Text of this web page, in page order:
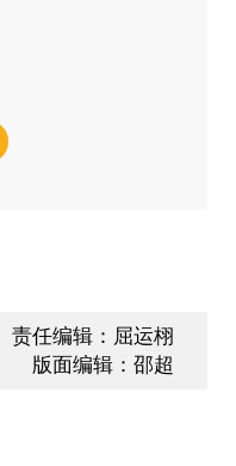
责任编辑：屈运栩
版面编辑：邵超